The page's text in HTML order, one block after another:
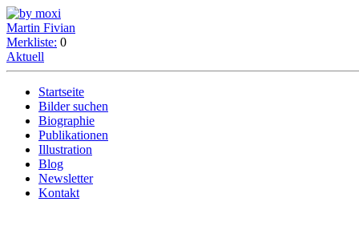
Martin Fivian
Merkliste: 0
Aktuell
Startseite
Bilder suchen
Biographie
Publikationen
Illustration
Blog
Newsletter
Kontakt